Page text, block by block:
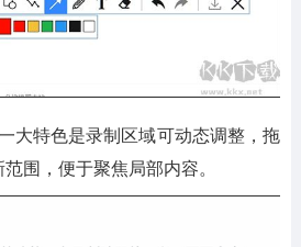
大特色是录制区域可动态调整，拖
围，便于聚焦局部内容。